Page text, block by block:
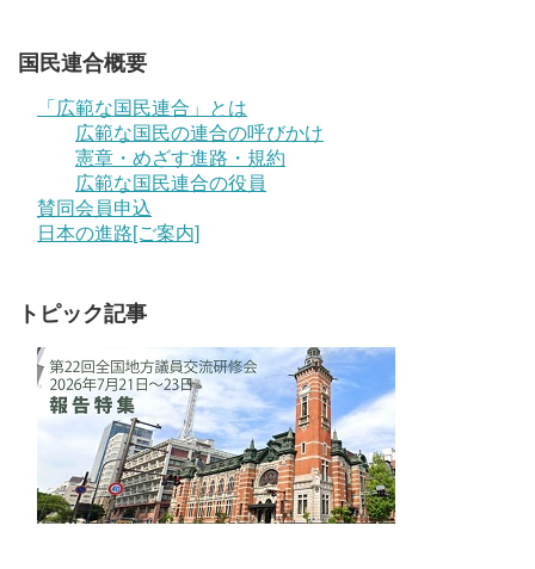
国民連合概要
「広範な国民連合」とは
広範な国民の連合の呼びかけ
憲章・めざす進路・規約
広範な国民連合の役員
賛同会員申込
日本の進路[ご案内]
トピック記事